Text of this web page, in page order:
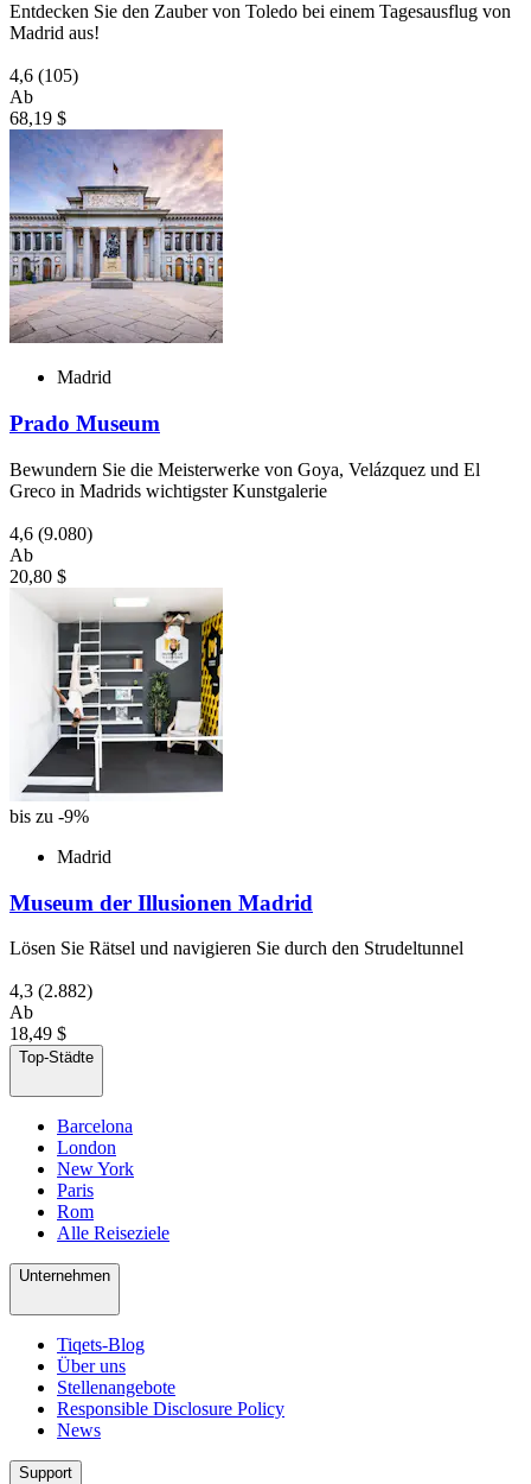
Entdecken Sie den Zauber von Toledo bei einem Tagesausflug von
Madrid aus!
4,6 (105)
Ab
68,19 $
Madrid
Prado Museum
Bewundern Sie die Meisterwerke von Goya, Velázquez und El
Greco in Madrids wichtigster Kunstgalerie
4,6 (9.080)
Ab
20,80 $
bis zu -9%
Madrid
Museum der Illusionen Madrid
Lösen Sie Rätsel und navigieren Sie durch den Strudeltunnel
4,3 (2.882)
Ab
18,49 $
Top-Städte
Barcelona
London
New York
Paris
Rom
Alle Reiseziele
Unternehmen
Tiqets-Blog
Über uns
Stellenangebote
Responsible Disclosure Policy
News
Support